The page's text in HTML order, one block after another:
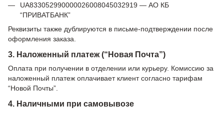
UA833052990000026008045032919 — АО КБ
“ПРИВАТБАНК”
Реквизиты также дублируются в письме-подтверждении после
оформления заказа.
3. Наложенный платеж (“Новая Почта”)
Оплата при получении в отделении или курьеру. Комиссию за
наложенный платеж оплачивает клиент согласно тарифам
“Новой Почты”.
4. Наличными при самовывозе